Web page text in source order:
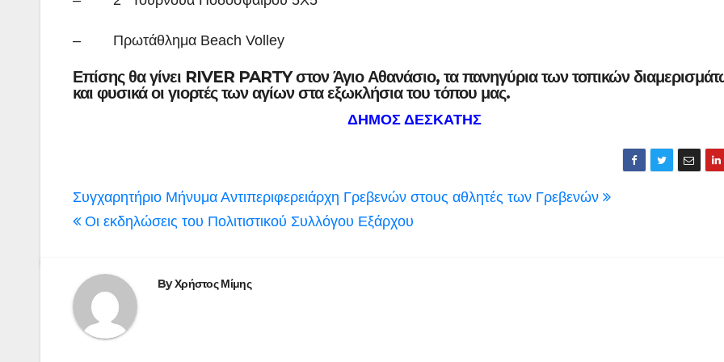
– Πρωτάθλημα Beach Volley
Επίσης θα γίνει RIVER PARTY στον Άγιο Αθανάσιο, τα πανηγύρια των τοπικών
και φυσικά οι γιορτές των αγίων στα εξωκλήσια του τόπου μας.
ΔΗΜΟΣ ΔΕΣΚΑΤΗΣ
Πλοήγηση
άρθρων
Συγχαρητήριο Μήνυμα Αντιπεριφερειάρχη Γρεβενών στους αθλητές των Γρεβενών
Οι εκδηλώσεις του Πολιτιστικού Συλλόγου Εξάρχου
ByΧρήστος Μίμης